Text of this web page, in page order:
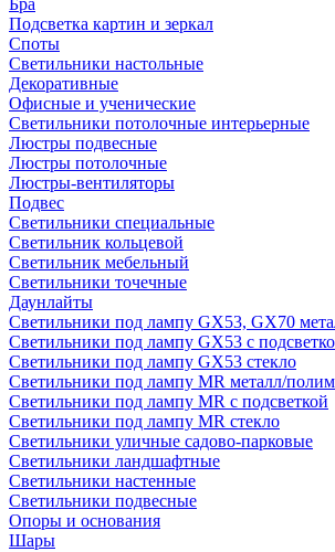
Бра
Подсветка картин и зеркал
Споты
Светильники настольные
Декоративные
Офисные и ученические
Светильники потолочные интерьерные
Люстры подвесные
Люстры потолочные
Люстры-вентиляторы
Подвес
Светильники специальные
Светильник кольцевой
Светильник мебельный
Светильники точечные
Даунлайты
Светильники под лампу GX53, GX70
Светильники под лампу GX53 с
Светильники под лампу GX53 стекло
Светильники под лампу MR металл/
Светильники под лампу MR с подсветкой
Светильники под лампу MR стекло
Светильники уличные садово-парковые
Светильники ландшафтные
Светильники настенные
Светильники подвесные
Опоры и основания
Шары